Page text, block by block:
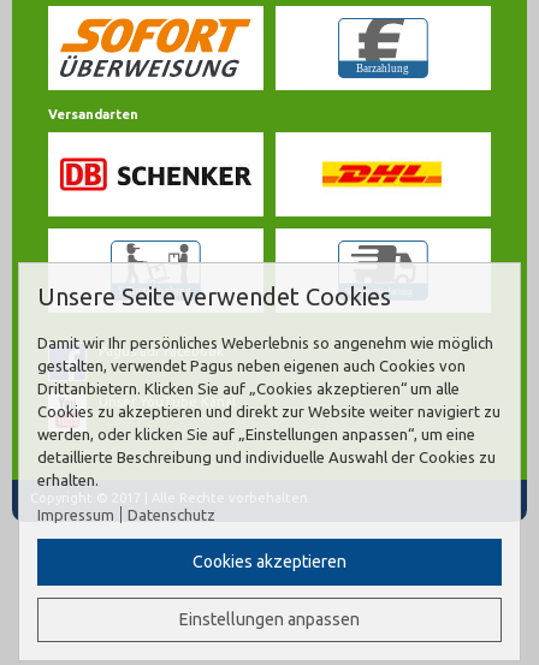
Versandarten
Pagus auf Facebook
Unser YouTube Kanal
Unsere Seite verwendet Cookies
Damit wir Ihr persönliches Weberlebnis so angenehm wie möglich
gestalten, verwendet Pagus neben eigenen auch Cookies von
Drittanbietern. Klicken Sie auf „Cookies akzeptieren“ um alle
Cookies zu akzeptieren und direkt zur Website weiter navigiert zu
werden, oder klicken Sie auf „Einstellungen anpassen“, um eine
detaillierte Beschreibung und individuelle Auswahl der Cookies zu
erhalten.
Impressum Datenschutz
Cookies akzeptieren
Einstellungen anpassen